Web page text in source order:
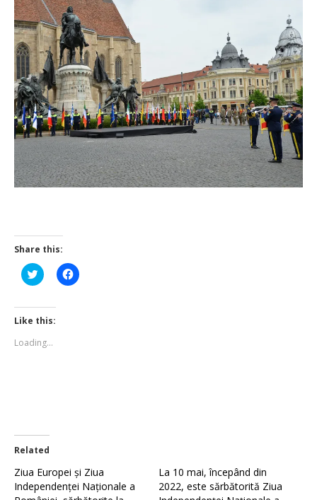
Share this:
Click
to
Twitter
(Opens
in
window)
Click
to
Like this:
Loading...
Related
Ziua Europei și Ziua
Independenței Naționale a
La 10 mai, începând din
2022, este sărbătorită Ziua